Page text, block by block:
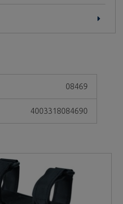
08469
4003318084690